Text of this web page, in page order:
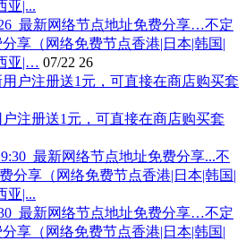
最新网络节点地址免费分享…不定
享（网络免费节点香港|日本|韩国|
亚|… 07/22 26
注册送1元，可直接在商店购买套
最新网络节点地址免费分享…不定
享（网络免费节点香港|日本|韩国|